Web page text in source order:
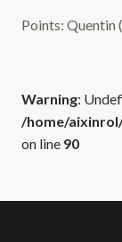
Points: Quentin
Warning:
/home/
on line 90